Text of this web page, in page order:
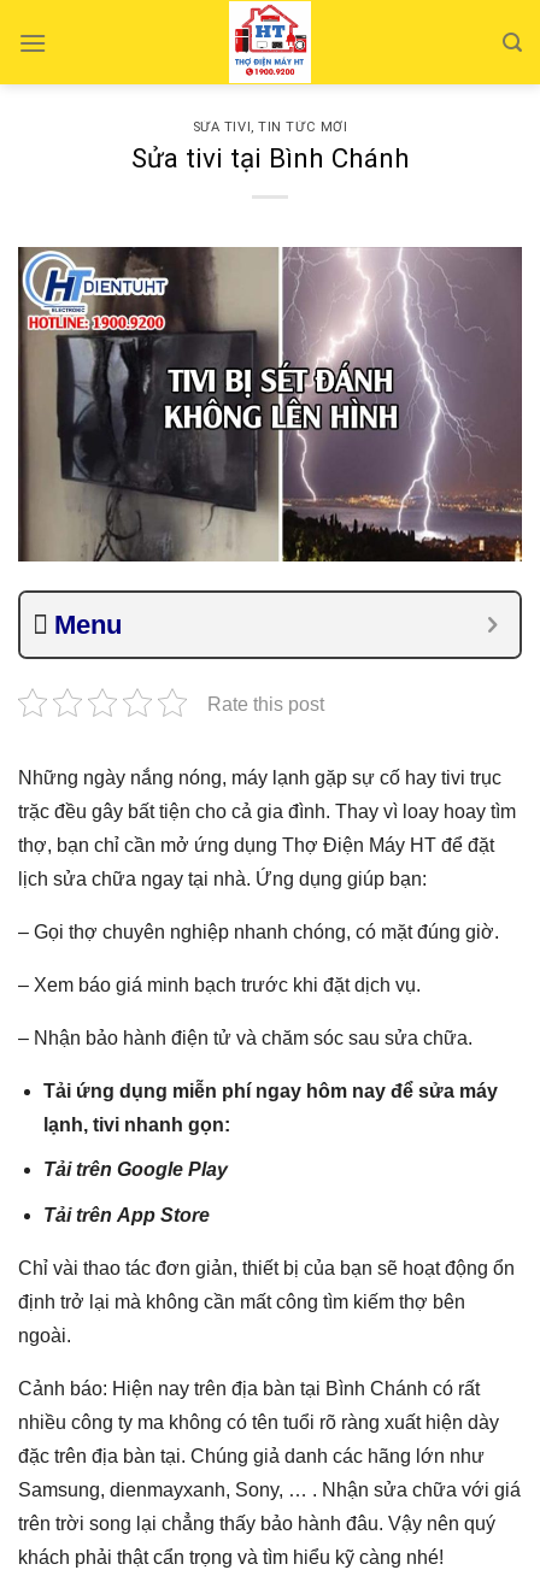
SỬA TIVI,TIN TỨC MỚI
Sửa tivi tại Bình Chánh
Menu
Rate this post
Những ngày nắng nóng, máy lạnh gặp sự cố hay tivi trục
trặc đều gây bất tiện cho cả gia đình. Thay vì loay hoay tìm
thợ, bạn chỉ cần mở ứng dụng Thợ Điện Máy HT để đặt
lịch sửa chữa ngay tại nhà. Ứng dụng giúp bạn:
– Gọi thợ chuyên nghiệp nhanh chóng, có mặt đúng giờ.
– Xem báo giá minh bạch trước khi đặt dịch vụ.
– Nhận bảo hành điện tử và chăm sóc sau sửa chữa.
Tải ứng dụng miễn phí ngay hôm nay để sửa máy
lạnh, tivi nhanh gọn:
Tải trên Google Play
Tải trên App Store
Chỉ vài thao tác đơn giản, thiết bị của bạn sẽ hoạt động ổn
định trở lại mà không cần mất công tìm kiếm thợ bên
ngoài.
Cảnh báo: Hiện nay trên địa bàn tại Bình Chánh có rất
nhiều công ty ma không có tên tuổi rõ ràng xuất hiện dày
đặc trên địa bàn tại. Chúng giả danh các hãng lớn như
Samsung, dienmayxanh, Sony, … . Nhận sửa chữa với giá
trên trời song lại chẳng thấy bảo hành đâu. Vậy nên quý
khách phải thật cẩn trọng và tìm hiểu kỹ càng nhé!